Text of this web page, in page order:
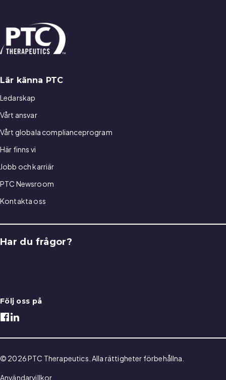
Lär känna PTC
Ledarskap
Vårt ansvar
Vårt globala complianceprogram
Här finns vi
Jobb och karriär
PTC Newsroom
Kontakta oss
Har du frågor?
Följ oss på
© 2026 PTC Therapeutics. Alla rättigheter förbehållna.
Användarvillkor